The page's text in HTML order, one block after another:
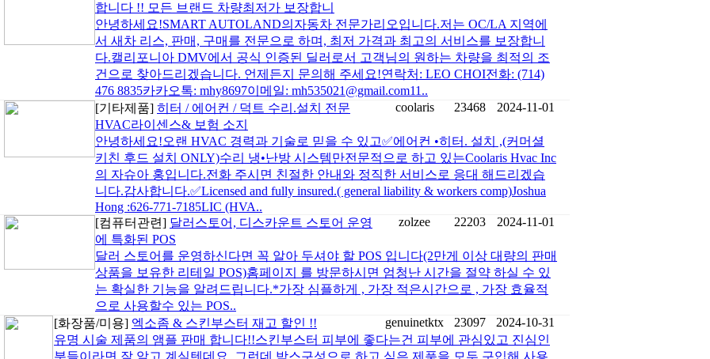
합니다 !! 모든 브랜드 차량최저가 보장합니
안녕하세요!SMART AUTOLAND의자동차 전문가리오입니다.저는 OC/LA 지역에
서 새차 리스, 판매, 구매를 전문으로 하며, 최저 가격과 최고의 서비스를 보장합니
다.캘리포니아 DMV에서 공식 인증된 딜러로서 고객님의 원하는 차량을 최적의 조
건으로 찾아드리겠습니다. 언제든지 문의해 주세요!연락처: LEO CHOI전화: (714)
476 8835카카오톡: mhy8697이메일: mh535021@gmail.com11..
[기타제품] 히터 / 에어컨 / 덕트 수리.설치 전문
HVAC라이센스& 보험 소지
coolaris 23468 2024-11-01
안녕하세요!오랜 HVAC 경력과 기술로 믿을 수 있고✅에어컨 •히터. 설치 ,(커머셜
키친 후드 설치 ONLY)수리 냉•난방 시스템만전문적으로 하고 있는Coolaris Hvac Inc
의 자슈아 홍입니다.전화 주시면 친절한 안내와 정직한 서비스로 응대 해드리겠습
니다.감사합니다.✅Licensed and fully insured.( general liability & workers comp)Joshua
Hong :626-771-7185LIC (HVA..
[컴퓨터관련] 달러스토어, 디스카운트 스토어 운영
에 특화된 POS
zolzee 22203 2024-11-01
달러 스토어를 운영하신다면 꼭 알아 두셔야 할 POS 입니다(2만게 이상 대량의 판매
상품을 보유한 리테일 POS)홈페이지 를 방문하시면 엄청난 시간을 절약 하실 수 있
는 확실한 기능을 알려드립니다.*가장 심플하게 , 가장 적은시간으로 , 가장 효율적
으로 사용할수 있는 POS..
[화장품/미용] 엑소좀 & 스킨부스터 재고 할인 !! genuinetktx 23097
2024-10-31
유명 시술 제품의 앰플 판매 합니다!!스킨부스터 피부에 좋다는건 피부에 관심있고 진심인
분들이라면 잘 알고 계실텐데요. 그런데 박스구성으로 하고 싶은 제품을 모두 구입해 사용